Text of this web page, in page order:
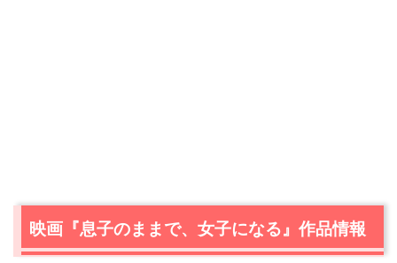
映画『息子のままで、女子になる』作品情報